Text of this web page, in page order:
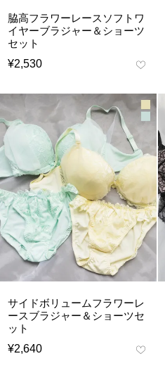
脇高フラワーレースソフトワ
イヤーブラジャー＆ショーツ
セット
¥2,530
サイドボリュームフラワーレ
ースブラジャー＆ショーツセ
ット
¥2,640